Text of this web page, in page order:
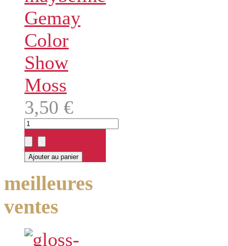
Gemay
Color
Show
Moss
3,50 €
meilleures
ventes